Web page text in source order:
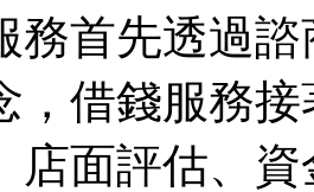
務首先透過
，借錢服務
店面評估、